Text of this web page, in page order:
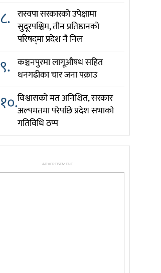
८. रास्वपा सरकारको उपेक्षामा
सुदूरपश्चिम, तीन प्रतिष्ठानको
परिषद्‌मा प्रदेश नै निल
९. कञ्चनपुरमा लागूऔषध सहित
धनगढीका चार जना पक्राउ
१०.विश्वासको मत अनिश्चित, सरकार
अल्पमतमा परेपछि प्रदेश सभाको
गतिविधि ठप्प
ADVERTISEMENT